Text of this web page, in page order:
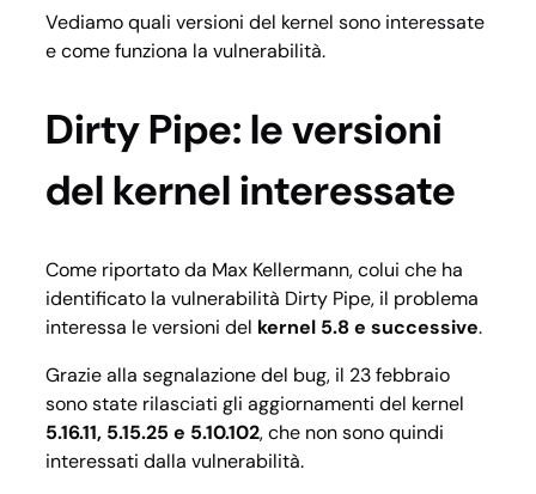
Vediamo quali versioni del kernel sono interessate
e come funziona la vulnerabilità.
Dirty Pipe: le versioni
del kernel interessate
Come riportato da Max Kellermann, colui che ha
identificato la vulnerabilità Dirty Pipe, il problema
interessa le versioni del kernel 5.8 e successive.
Grazie alla segnalazione del bug, il 23 febbraio
sono state rilasciati gli aggiornamenti del kernel
5.16.11, 5.15.25 e 5.10.102, che non sono quindi
interessati dalla vulnerabilità.